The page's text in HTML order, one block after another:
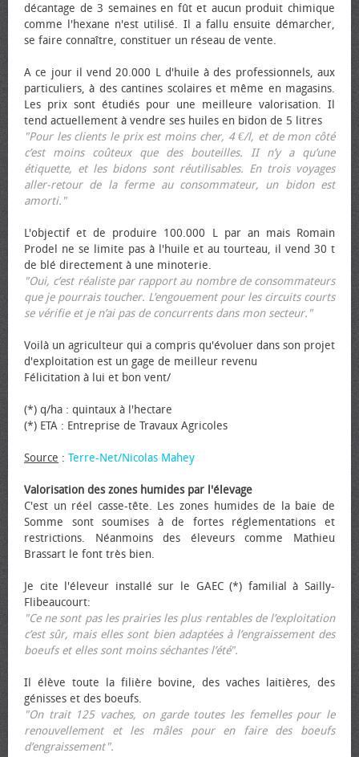
décantage de 3 semaines en fût et aucun produit chimique
comme l'hexane n'est utilisé. Il a fallu ensuite démarcher,
se faire connaître, constituer un réseau de vente.
A ce jour il vend 20.000 L d'huile à des professionnels, aux
particuliers, à des cantines scolaires et même en magasins.
Les prix sont étudiés pour une meilleure valorisation. Il
tend actuellement à vendre ses huiles en bidon de 5 litres
"Pour les clients le prix est moins cher, 4 €/l, et de mon côté
c’est moins coûteux que des bouteilles. II n’y a qu’une
étiquette, et les bidons sont réutilisables. En trois voyages
aller-retour de la ferme au consommateur, un bidon est
amorti."
L'objectif et de produire 100.000 L par an mais Romain
Prodel ne se limite pas à l'huile et au tourteau, il vend 30 t
de blé directement à une minoterie.
"Oui, c’est réaliste par rapport au nombre de consommateurs
que je pourrais toucher. L’engouement pour les circuits courts
se vérifie et je n’ai pas de concurrents dans mon secteur."
Voilà un agriculteur qui a compris qu'évoluer dans son projet
d'exploitation est un gage de meilleur revenu
Félicitation à lui et bon vent/
(*) q/ha : quintaux à l'hectare
(*) ETA : Entreprise de Travaux Agricoles
Source : Terre-Net/Nicolas Mahey
Valorisation des zones humides par l'élevage
C'est un réel casse-tête. Les zones humides de la baie de
Somme sont soumises à de fortes réglementations et
restrictions. Néanmoins des éleveurs comme Mathieu
Brassart le font très bien.
Je cite l'éleveur installé sur le GAEC (*) familial à Sailly-
Flibeaucourt:
"Ce ne sont pas les prairies les plus rentables de l’exploitation
c’est sûr, mais elles sont bien adaptées à l’engraissement des
bœufs et elles sont moins séchantes l’été".
Il élève toute la filière bovine, des vaches laitières, des
génisses et des bœufs.
"On trait 125 vaches, on garde toutes les femelles pour le
renouvellement et les mâles pour en faire des bœufs
d’engraissement".